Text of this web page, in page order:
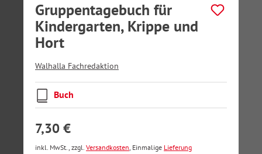
Gruppentagebuch für
Kindergarten, Krippe und
Hort
Walhalla Fachredaktion
Buch
7,30 €
inkl. MwSt., zzgl. Versandkosten, Einmalige Lieferung